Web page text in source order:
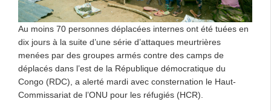
Au moins 70 personnes déplacées internes ont été tuées en
dix jours à la suite d’une série d’attaques meurtrières
menées par des groupes armés contre des camps de
déplacés dans l’est de la République démocratique du
Congo (RDC), a alerté mardi avec consternation le Haut-
Commissariat de l’ONU pour les réfugiés (HCR).